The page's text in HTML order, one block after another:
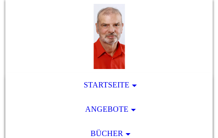
STARTSEITE
ANGEBOTE
BÜCHER